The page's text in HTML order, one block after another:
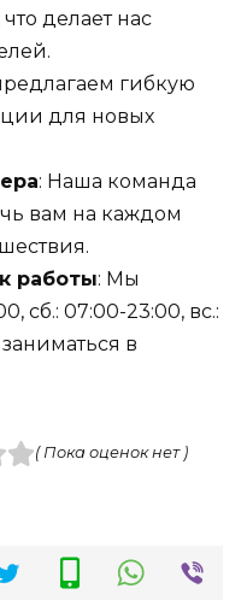
делает нас
гибкую
для новых
: Наша команда
вам на каждом
работы: Мы
сб.: 07:00-23:00, вс.:
в
( Пока оценок нет )